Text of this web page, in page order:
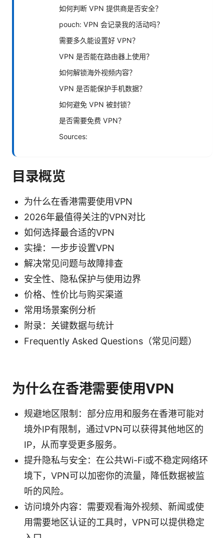
如何判断 VPN 提供商是否安全？
pouch: VPN 会记录我的活动吗？
需要多久能设置好 VPN？
VPN 是否能在路由器上使用？
如何解锁海外视频内容？
VPN 是否能保护手机数据？
如何避免 VPN 被封锁？
是否需要免费 VPN？
Sources:
目录概览
为什么在香港需要使用VPN
2026年最值得关注的VPN对比
如何选择最合适的VPN
实操：一步步设置VPN
解决常见问题与故障排查
安全性、隐私保护与使用边界
价格、性价比与购买渠道
常用场景案例分析
附录：关键数据与统计
Frequently Asked Questions（常见问题）
为什么在香港需要使用VPN
规避地区限制：部分应用和服务在香港可能对
境外IP有限制，通过VPN可以获得其他地区的
IP，从而享受更多服务。
提升隐私与安全：在公共Wi-Fi或不稳定网络环
境下，VPN可以加密你的流量，降低数据被监
听的风险。
访问境外内容：需要观看海外视频、新闻或使
用需要地区认证的工具时，VPN可以提供稳定